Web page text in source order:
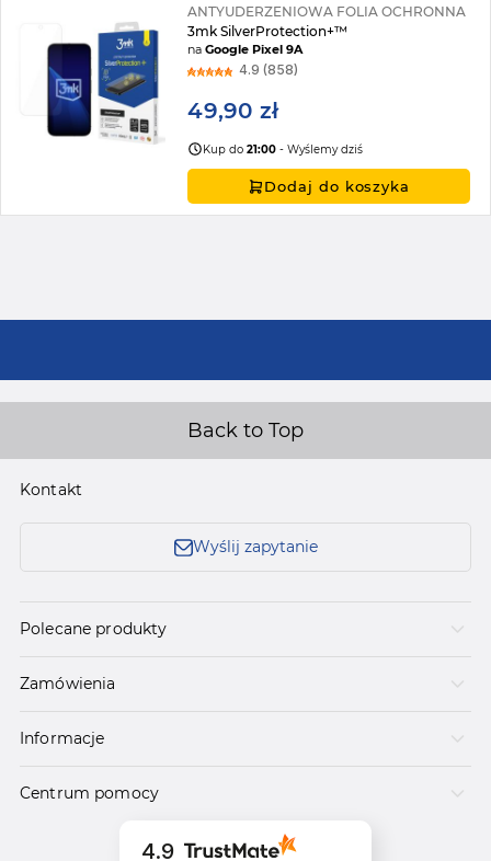
ANTYUDERZENIOWA FOLIA OCHRONNA
3mk SilverProtection+™
naGoogle Pixel 9A
4.9 (858)
49,90 zł
Kup do21:00 - Wyślemy dziś
Dodaj do koszyka
Back to Top
Kontakt
Wyślij zapytanie
Polecane produkty
Zamówienia
Informacje
Centrum pomocy
4.9